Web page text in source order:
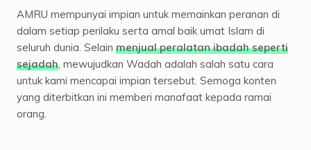
AMRU mempunyai impian untuk memainkan peranan di
dalam setiap perilaku serta amal baik umat Islam di
seluruh dunia. Selain menjual peralatan ibadah seperti
sejadah , mewujudkan Wadah adalah salah satu cara
untuk kami mencapai impian tersebut. Semoga konten
yang diterbitkan ini memberi manafaat kepada ramai
orang.